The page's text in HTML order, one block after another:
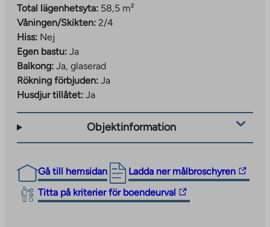
Total lägenhetsyta: 58,5 m²
Våningen/Skikten: 2/4
Hiss: Nej
Egen bastu: Ja
Balkong: Ja, glaserad
Rökning förbjuden: Ja
Husdjur tillåtet: Ja
Objektinformation
Gå till hemsidan Ladda ner målbroschyren
The
link
takes
Titta på kriterier för boendeurval
The
link